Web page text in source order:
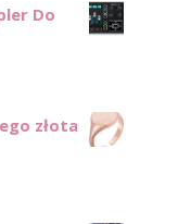
Do
złota